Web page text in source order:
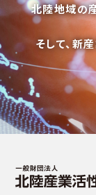
北陸地域の
そして、新